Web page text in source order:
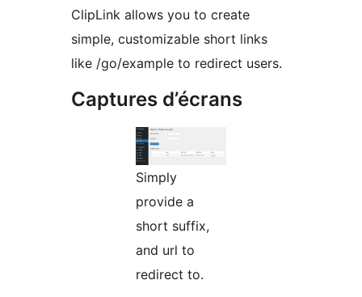
ClipLink allows you to create
simple, customizable short links
like /go/example to redirect users.
Captures d’écrans
Simply
provide a
short suffix,
and url to
redirect to.